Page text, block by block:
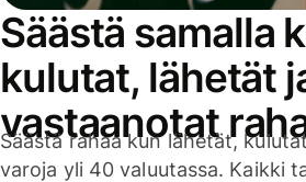
Säästä samalla
kulutat, lähetät
vastaanotat
Säästä rahaa kun lähetät,
varoja yli 40 valuutassa. Kaikki